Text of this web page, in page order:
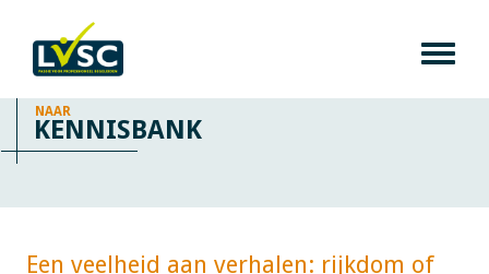
NAAR
KENNISBANK
Een veelheid aan verhalen: rijkdom of